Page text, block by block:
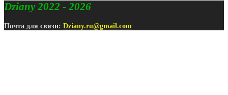
Dziany 2022 - 2026
Почта для связи: Dziany.ru@gmail.com